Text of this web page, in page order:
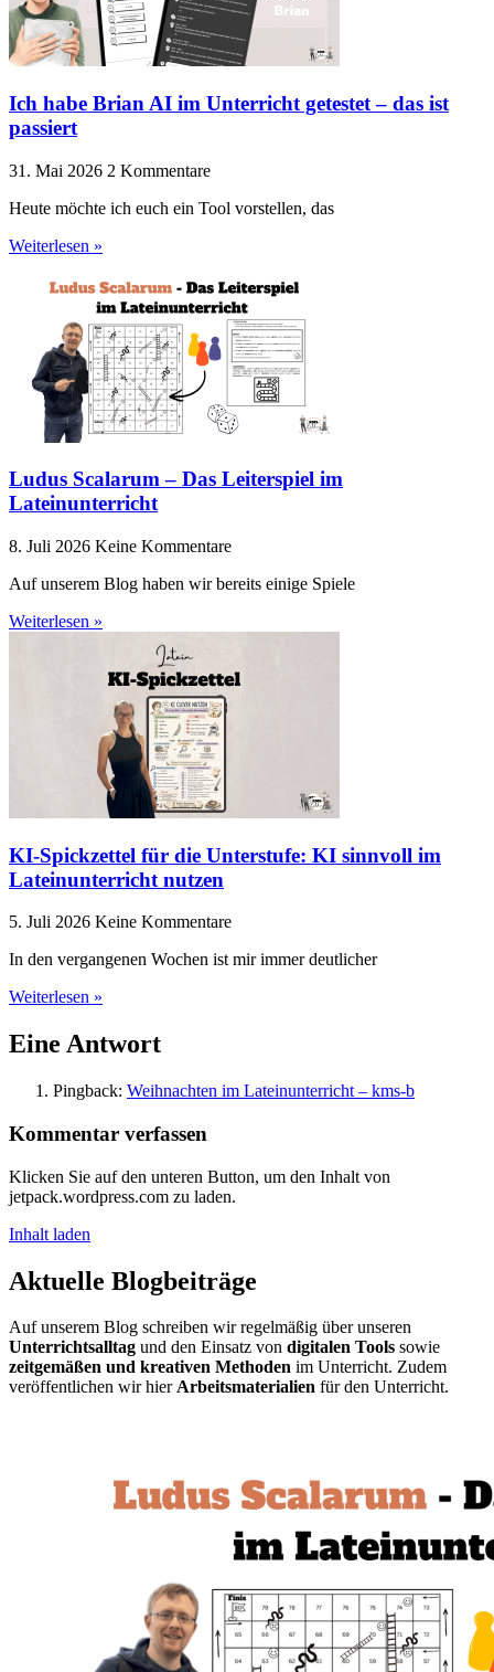
Ich habe Brian AI im Unterricht getestet – das ist
passiert
31. Mai 2026 2 Kommentare
Heute möchte ich euch ein Tool vorstellen, das
Weiterlesen »
Ludus Scalarum – Das Leiterspiel im
Lateinunterricht
8. Juli 2026 Keine Kommentare
Auf unserem Blog haben wir bereits einige Spiele
Weiterlesen »
KI-Spickzettel für die Unterstufe: KI sinnvoll im
Lateinunterricht nutzen
5. Juli 2026 Keine Kommentare
In den vergangenen Wochen ist mir immer deutlicher
Weiterlesen »
Eine Antwort
Pingback: Weihnachten im Lateinunterricht – kms-b
Kommentar verfassen
Klicken Sie auf den unteren Button, um den Inhalt von
jetpack.wordpress.com zu laden.
Inhalt laden
Aktuelle Blogbeiträge
Auf unserem Blog schreiben wir regelmäßig über unseren
Unterrichtsalltag und den Einsatz von digitalen Tools sowie
zeitgemäßen und kreativen Methoden im Unterricht. Zudem
veröffentlichen wir hierArbeitsmaterialien für den Unterricht.